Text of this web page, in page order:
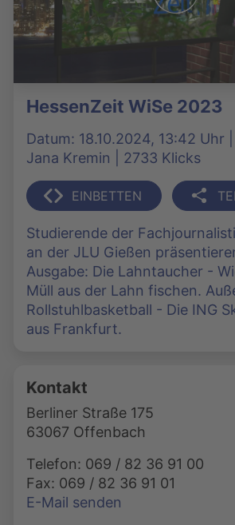
HessenZeit WiSe 2023
Datum: 18.10.2024, 13:42 Uhr
Jana Kremin | 2733 Klicks
EINBETTEN
Studierende der
an der JLU Gießen
Ausgabe: Die Lahntaucher -
Müll aus der Lahn fischen.
Rollstuhlbasketball - Die ING
aus Frankfurt.
Kontakt
Berliner Straße 175
63067 Offenbach
Telefon: 069 / 82 36 91 00
Fax: 069 / 82 36 91 01
E-Mail senden